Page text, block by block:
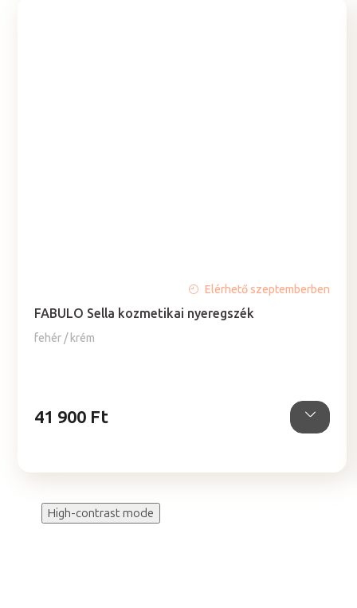
FABULO Sella kozmetikai nyeregszék
fehér / krém
átlagos
értékelése
Elérhető szeptemberben
41 900 Ft
High-contrast mode